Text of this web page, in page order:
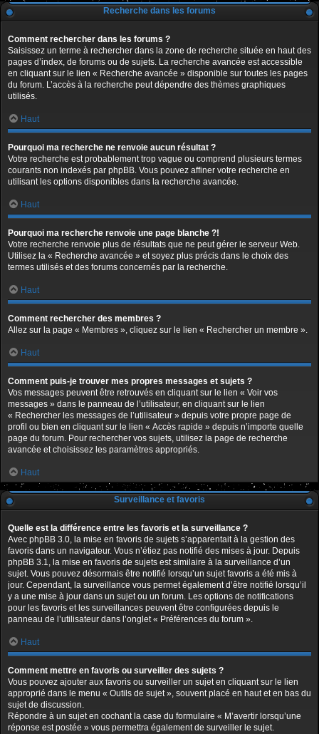
Recherche dans les forums
Comment rechercher dans les forums ?
Saisissez un terme à rechercher dans la zone de recherche située en haut des
pages d’index, de forums ou de sujets. La recherche avancée est accessible
en cliquant sur le lien « Recherche avancée » disponible sur toutes les pages
du forum. L’accès à la recherche peut dépendre des thèmes graphiques
utilisés.
Haut
Pourquoi ma recherche ne renvoie aucun résultat ?
Votre recherche est probablement trop vague ou comprend plusieurs termes
courants non indexés par phpBB. Vous pouvez affiner votre recherche en
utilisant les options disponibles dans la recherche avancée.
Haut
Pourquoi ma recherche renvoie une page blanche ?!
Votre recherche renvoie plus de résultats que ne peut gérer le serveur Web.
Utilisez la « Recherche avancée » et soyez plus précis dans le choix des
termes utilisés et des forums concernés par la recherche.
Haut
Comment rechercher des membres ?
Allez sur la page « Membres », cliquez sur le lien « Rechercher un membre ».
Haut
Comment puis-je trouver mes propres messages et sujets ?
Vos messages peuvent être retrouvés en cliquant sur le lien « Voir vos
messages » dans le panneau de l’utilisateur, en cliquant sur le lien
« Rechercher les messages de l’utilisateur » depuis votre propre page de
profil ou bien en cliquant sur le lien « Accès rapide » depuis n’importe quelle
page du forum. Pour rechercher vos sujets, utilisez la page de recherche
avancée et choisissez les paramètres appropriés.
Haut
Surveillance et favoris
Quelle est la différence entre les favoris et la surveillance ?
Avec phpBB 3.0, la mise en favoris de sujets s’apparentait à la gestion des
favoris dans un navigateur. Vous n’étiez pas notifié des mises à jour. Depuis
phpBB 3.1, la mise en favoris de sujets est similaire à la surveillance d’un
sujet. Vous pouvez désormais être notifié lorsqu’un sujet favoris a été mis à
jour. Cependant, la surveillance vous permet également d’être notifié lorsqu’il
y a une mise à jour dans un sujet ou un forum. Les options de notifications
pour les favoris et les surveillances peuvent être configurées depuis le
panneau de l’utilisateur dans l’onglet « Préférences du forum ».
Haut
Comment mettre en favoris ou surveiller des sujets ?
Vous pouvez ajouter aux favoris ou surveiller un sujet en cliquant sur le lien
approprié dans le menu « Outils de sujet », souvent placé en haut et en bas du
sujet de discussion.
Répondre à un sujet en cochant la case du formulaire « M’avertir lorsqu’une
réponse est postée » vous permettra également de surveiller le sujet.